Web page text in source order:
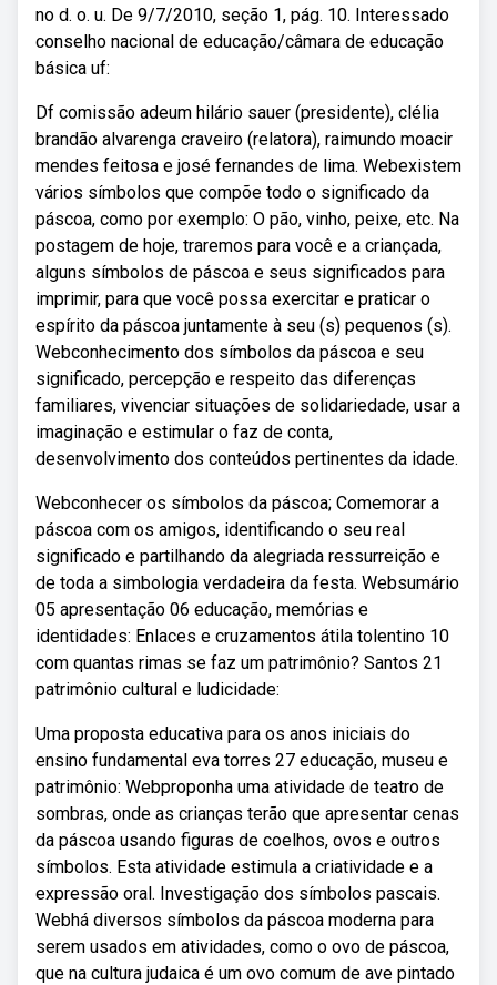
no d. o. u. De 9/7/2010, seção 1, pág. 10. Interessado
conselho nacional de educação/câmara de educação
básica uf:
Df comissão adeum hilário sauer (presidente), clélia
brandão alvarenga craveiro (relatora), raimundo moacir
mendes feitosa e josé fernandes de lima. Webexistem
vários símbolos que compõe todo o significado da
páscoa, como por exemplo: O pão, vinho, peixe, etc. Na
postagem de hoje, traremos para você e a criançada,
alguns símbolos de páscoa e seus significados para
imprimir, para que você possa exercitar e praticar o
espírito da páscoa juntamente à seu (s) pequenos (s).
Webconhecimento dos símbolos da páscoa e seu
significado, percepção e respeito das diferenças
familiares, vivenciar situações de solidariedade, usar a
imaginação e estimular o faz de conta,
desenvolvimento dos conteúdos pertinentes da idade.
Webconhecer os símbolos da páscoa; Comemorar a
páscoa com os amigos, identificando o seu real
significado e partilhando da alegriada ressurreição e
de toda a simbologia verdadeira da festa. Websumário
05 apresentação 06 educação, memórias e
identidades: Enlaces e cruzamentos átila tolentino 10
com quantas rimas se faz um patrimônio? Santos 21
patrimônio cultural e ludicidade:
Uma proposta educativa para os anos iniciais do
ensino fundamental eva torres 27 educação, museu e
patrimônio: Webproponha uma atividade de teatro de
sombras, onde as crianças terão que apresentar cenas
da páscoa usando figuras de coelhos, ovos e outros
símbolos. Esta atividade estimula a criatividade e a
expressão oral. Investigação dos símbolos pascais.
Webhá diversos símbolos da páscoa moderna para
serem usados em atividades, como o ovo de páscoa,
que na cultura judaica é um ovo comum de ave pintado